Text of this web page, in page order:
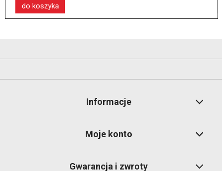
do koszyka
Informacje
Moje konto
Gwarancja i zwroty